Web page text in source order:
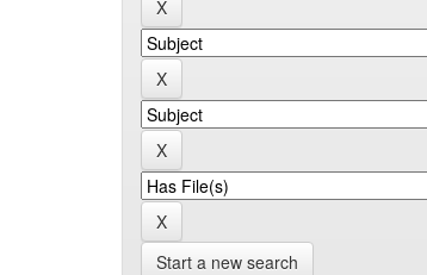
Start a new search